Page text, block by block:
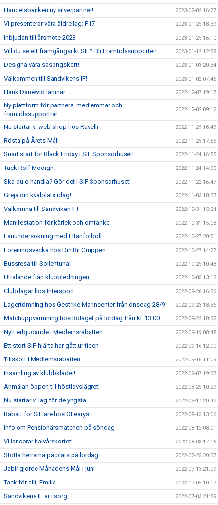
Handelsbanken ny silverpartner! 2023-02-02 16:27
Vi presenterar våra äldre lag: P17 2023-01-25 18:39
Inbjudan till årsmöte 2023 2023-01-25 16:10
Vill du se ett framgångsrikt SIF? Bli Framtidssupporter! 2023-01-12 12:58
Designa våra säsongskort! 2023-01-03 20:34
Välkommen till Sandvikens IF! 2023-01-02 07:46
Hank Danewid lämnar 2022-12-07 19:17
Ny plattform för partners, medlemmar och
framtidssupportrar
2022-12-02 09:12
Nu startar vi web shop hos Ravelli 2022-11-29 16:49
Rösta på Årets Mål! 2022-11-25 17:56
Snart start för Black Friday i SIF Sponsorhuset! 2022-11-24 16:55
Tack Rolf Modigh! 2022-11-24 14:00
Ska du e-handla? Gör det i SIF Sponsorhuset! 2022-11-22 16:47
Greja din kvalplats idag! 2022-11-03 18:37
Välkomna till Sandviken IF! 2022-10-31 15:24
Manifestation för kärlek och omtanke 2022-10-31 15:08
Fanundersökning med Ettanfotboll 2022-10-27 20:51
Föreningsvecka hos Din Bil Gruppen 2022-10-27 14:27
Bussresa till Sollentuna! 2022-10-25 10:48
Uttalande från klubbledningen 2022-10-05 13:13
Clubdagar hos Intersport 2022-09-26 16:36
Lagertömning hos Gestrike Marincenter från onsdag 28/9 2022-09-23 18:36
Matchuppvärmning hos Bolaget på lördag från kl. 13:00 2022-09-22 10:32
Nytt erbjudande i Medlemsrabatten 2022-09-19 08:48
Ett stort SIF-hjärta har gått ur tiden 2022-09-16 12:00
Tillskott i Medlemsrabatten 2022-09-16 11:09
Insamling av klubbkläder! 2022-09-07 19:37
Anmälan öppen till höstlovslägret! 2022-08-25 10:29
Nu startar vi lag för de yngsta 2022-08-17 20:43
Rabatt för SIF:are hos OLearys! 2022-08-15 13:06
Info om Pensionärsmatchen på söndag 2022-08-12 08:01
Vi lanserar halvårskortet! 2022-08-03 17:16
Stötta herrarna på plats på lördag 2022-07-25 20:37
Jabir gjorde Månadens Mål i juni 2022-07-13 21:09
Tack för allt, Emilia 2022-07-05 10:17
Sandvikens IF är i sorg 2022-07-03 21:59